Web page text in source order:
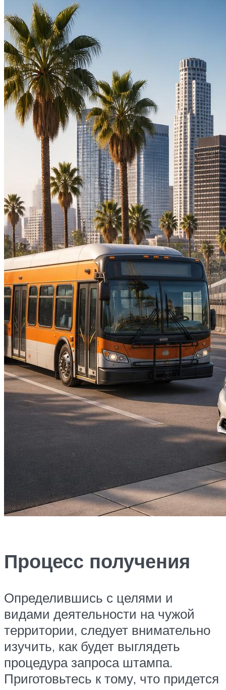
Процесс получения
Определившись с целями и
видами деятельности на чужой
территории, следует внимательно
изучить, как будет выглядеть
процедура запроса штампа.
Приготовьтесь к тому, что придется